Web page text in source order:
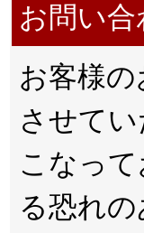
お問い
お客様
させて
こなっ
る恐れ